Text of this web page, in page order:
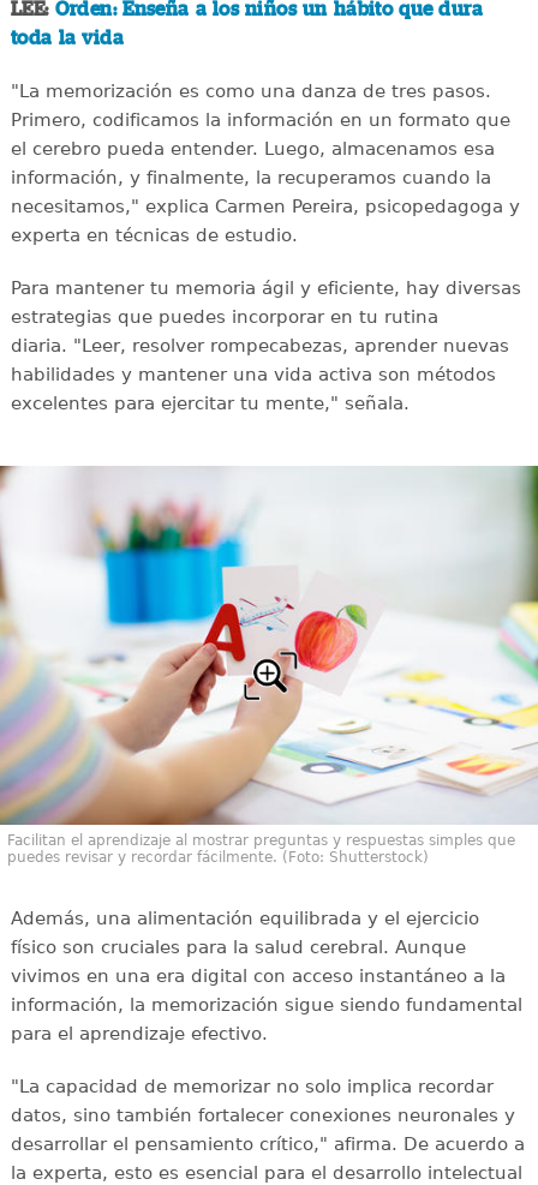
LEE: Orden: Enseña a los niños un hábito que dura
toda la vida
"La memorización es como una danza de tres pasos.
Primero, codificamos la información en un formato que
el cerebro pueda entender. Luego, almacenamos esa
información, y finalmente, la recuperamos cuando la
necesitamos," explica Carmen Pereira, psicopedagoga y
experta en técnicas de estudio.
Para mantener tu memoria ágil y eficiente, hay diversas
estrategias que puedes incorporar en tu rutina
diaria. "Leer, resolver rompecabezas, aprender nuevas
habilidades y mantener una vida activa son métodos
excelentes para ejercitar tu mente," señala.
Facilitan el aprendizaje al mostrar preguntas y respuestas simples que
puedes revisar y recordar fácilmente. (Foto: Shutterstock)
Además, una alimentación equilibrada y el ejercicio
físico son cruciales para la salud cerebral. Aunque
vivimos en una era digital con acceso instantáneo a la
información, la memorización sigue siendo fundamental
para el aprendizaje efectivo.
"La capacidad de memorizar no solo implica recordar
datos, sino también fortalecer conexiones neuronales y
desarrollar el pensamiento crítico," afirma. De acuerdo a
la experta, esto es esencial para el desarrollo intelectual